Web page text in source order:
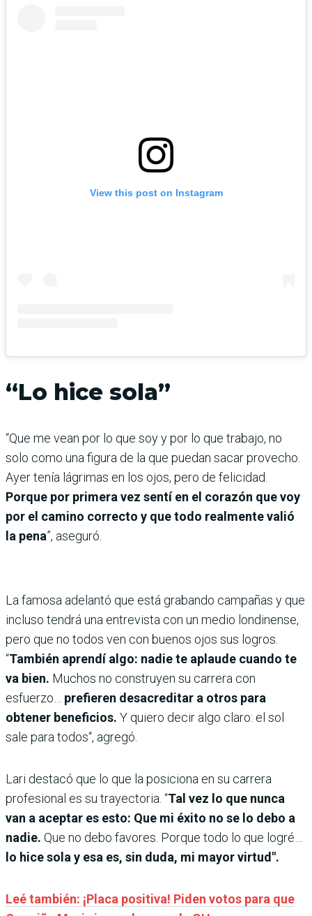
View this post on Instagram
“Lo hice sola”
“Que me vean por lo que soy y por lo que trabajo, no
solo como una figura de la que puedan sacar provecho.
Ayer tenía lágrimas en los ojos, pero de felicidad.
Porque por primera vez sentí en el corazón que voy
por el camino correcto y que todo realmente valió
la pena”, aseguró.
La famosa adelantó que está grabando campañas y que
incluso tendrá una entrevista con un medio londinense,
pero que no todos ven con buenos ojos sus logros.
“También aprendí algo: nadie te aplaude cuando te
va bien. Muchos no construyen su carrera con
esfuerzo… prefieren desacreditar a otros para
obtener beneficios. Y quiero decir algo claro: el sol
sale para todos“, agregó.
Lari destacó que lo que la posiciona en su carrera
profesional es su trayectoria. “Tal vez lo que nunca
van a aceptar es esto: Que mi éxito no se lo debo a
nadie. Que no debo favores. Porque todo lo que logré…
lo hice sola y esa es, sin duda, mi mayor virtud".
Leé también: ¡Placa positiva! Piden votos para que